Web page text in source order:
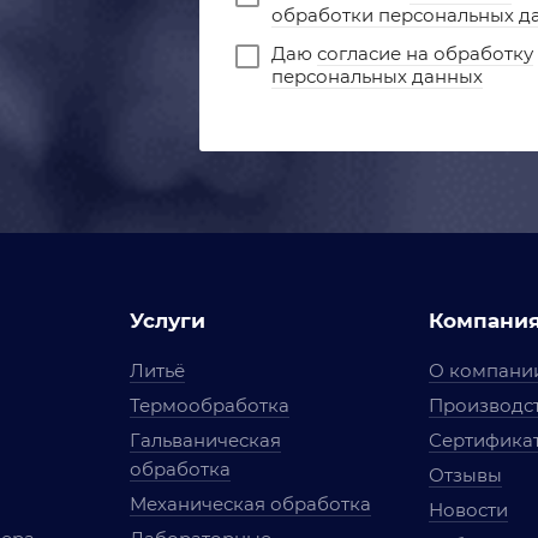
обработки персональных
Даю согласие на обработку
персональных данных
Услуги
Литьё
Термообработка
Гальваническая
обработка
Механическая обработка
О
Отзывы
Новости